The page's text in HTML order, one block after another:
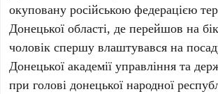
окуповану російською федерацією
Донецької області, де перейшов на
чоловік спершу влаштувався на
Донецької академії управління та
при голові донецької народної